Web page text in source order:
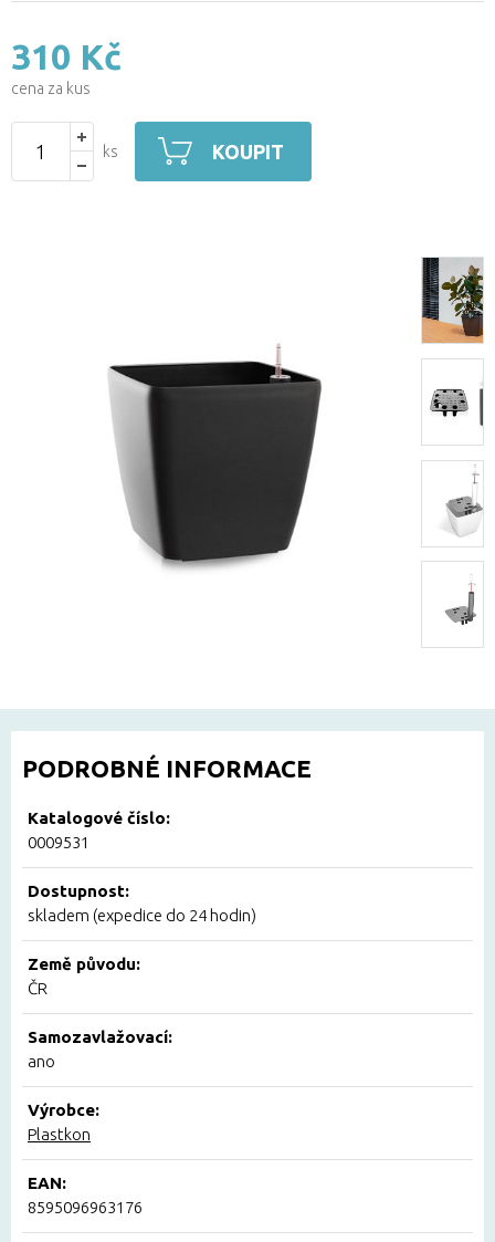
310 Kč
cena za kus
ks KOUPIT
PODROBNÉ INFORMACE
Katalogové číslo:
0009531
Dostupnost:
skladem (expedice do 24 hodin)
Země původu:
ČR
Samozavlažovací:
ano
Výrobce:
Plastkon
EAN:
8595096963176